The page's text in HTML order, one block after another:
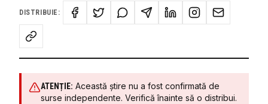
DISTRIBUIE:
ATENȚIE: Această știre nu a fost confirmată de
surse independente. Verifică înainte să o distribui.